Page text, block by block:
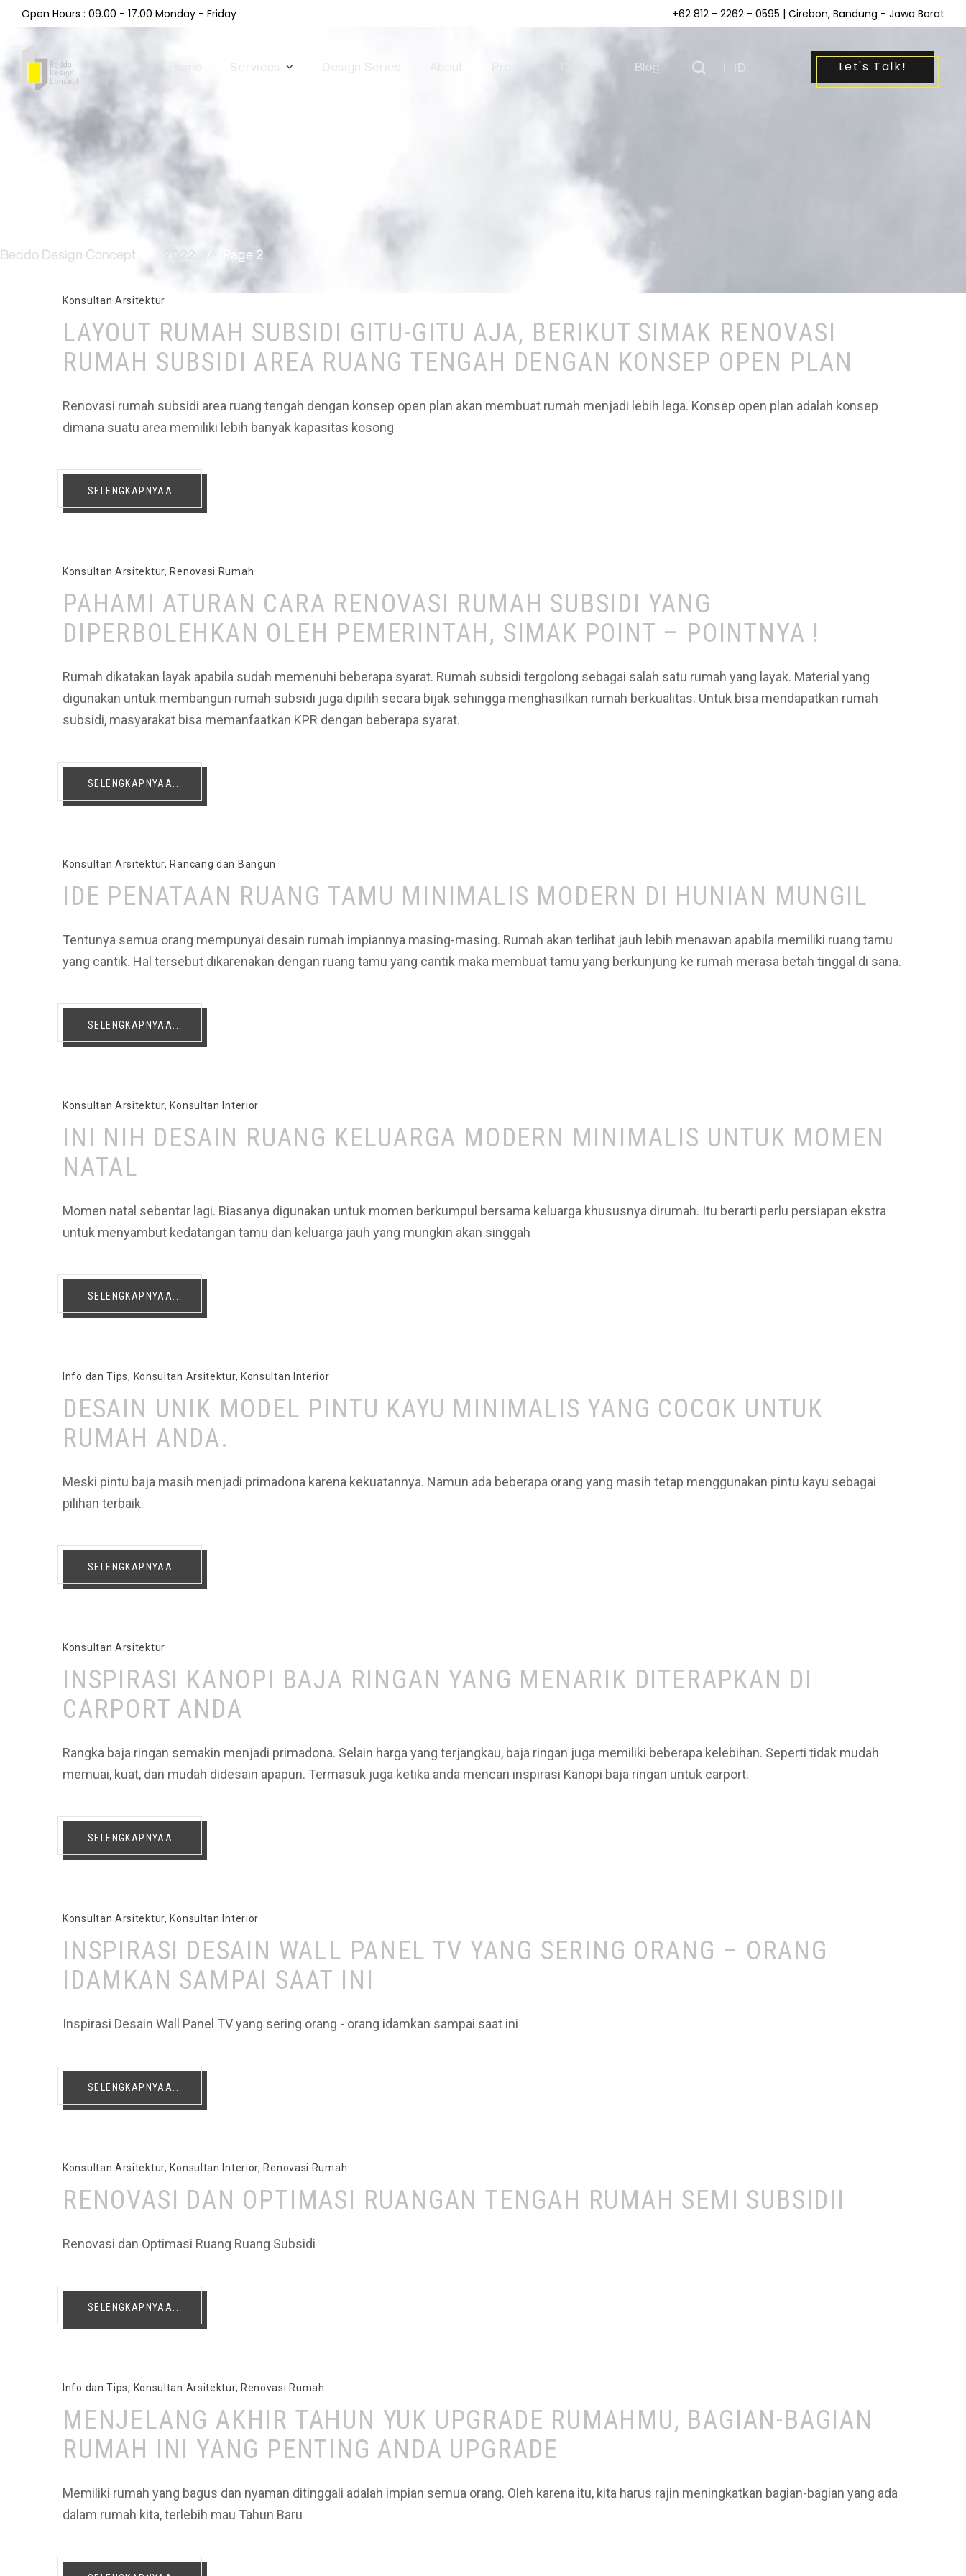
Open Hours : 09.00 - 17.00 Monday - Friday +62 812 - 2262 - 0595 | Cirebon, Bandung - Jawa Barat
Services Design Series About Project Blog ID Let's Talk!
Beddo Design Concept 2022 Page 2
Konsultan Arsitektur
LAYOUT RUMAH SUBSIDI GITU-GITU AJA, BERIKUT SIMAK RENOVASI
RUMAH SUBSIDI AREA RUANG TENGAH DENGAN KONSEP OPEN PLAN
Renovasi rumah subsidi area ruang tengah dengan konsep open plan akan membuat rumah menjadi lebih lega. Konsep open plan adalah konsep
dimana suatu area memiliki lebih banyak kapasitas kosong
SELENGKAPNYAA...
Konsultan Arsitektur, Renovasi Rumah
PAHAMI ATURAN CARA RENOVASI RUMAH SUBSIDI YANG
DIPERBOLEHKAN OLEH PEMERINTAH, SIMAK POINT – POINTNYA !
Rumah dikatakan layak apabila sudah memenuhi beberapa syarat. Rumah subsidi tergolong sebagai salah satu rumah yang layak. Material yang
digunakan untuk membangun rumah subsidi juga dipilih secara bijak sehingga menghasilkan rumah berkualitas. Untuk bisa mendapatkan rumah
subsidi, masyarakat bisa memanfaatkan KPR dengan beberapa syarat.
SELENGKAPNYAA...
Konsultan Arsitektur, Rancang dan Bangun
IDE PENATAAN RUANG TAMU MINIMALIS MODERN DI HUNIAN MUNGIL
Tentunya semua orang mempunyai desain rumah impiannya masing-masing. Rumah akan terlihat jauh lebih menawan apabila memiliki ruang tamu
yang cantik. Hal tersebut dikarenakan dengan ruang tamu yang cantik maka membuat tamu yang berkunjung ke rumah merasa betah tinggal di sana.
SELENGKAPNYAA...
Konsultan Arsitektur, Konsultan Interior
INI NIH DESAIN RUANG KELUARGA MODERN MINIMALIS UNTUK MOMEN
NATAL
Momen natal sebentar lagi. Biasanya digunakan untuk momen berkumpul bersama keluarga khususnya dirumah. Itu berarti perlu persiapan ekstra
untuk menyambut kedatangan tamu dan keluarga jauh yang mungkin akan singgah
SELENGKAPNYAA...
Info dan Tips, Konsultan Arsitektur, Konsultan Interior
DESAIN UNIK MODEL PINTU KAYU MINIMALIS YANG COCOK UNTUK
RUMAH ANDA.
Meski pintu baja masih menjadi primadona karena kekuatannya. Namun ada beberapa orang yang masih tetap menggunakan pintu kayu sebagai
pilihan terbaik.
SELENGKAPNYAA...
Konsultan Arsitektur
INSPIRASI KANOPI BAJA RINGAN YANG MENARIK DITERAPKAN DI
CARPORT ANDA
Rangka baja ringan semakin menjadi primadona. Selain harga yang terjangkau, baja ringan juga memiliki beberapa kelebihan. Seperti tidak mudah
memuai, kuat, dan mudah didesain apapun. Termasuk juga ketika anda mencari inspirasi Kanopi baja ringan untuk carport.
SELENGKAPNYAA...
Konsultan Arsitektur, Konsultan Interior
INSPIRASI DESAIN WALL PANEL TV YANG SERING ORANG – ORANG
IDAMKAN SAMPAI SAAT INI
Inspirasi Desain Wall Panel TV yang sering orang - orang idamkan sampai saat ini
SELENGKAPNYAA...
Konsultan Arsitektur, Konsultan Interior, Renovasi Rumah
RENOVASI DAN OPTIMASI RUANGAN TENGAH RUMAH SEMI SUBSIDII
Renovasi dan Optimasi Ruang Ruang Subsidi
SELENGKAPNYAA...
Info dan Tips, Konsultan Arsitektur, Renovasi Rumah
MENJELANG AKHIR TAHUN YUK UPGRADE RUMAHMU, BAGIAN-BAGIAN
RUMAH INI YANG PENTING ANDA UPGRADE
Memiliki rumah yang bagus dan nyaman ditinggali adalah impian semua orang. Oleh karena itu, kita harus rajin meningkatkan bagian-bagian yang ada
dalam rumah kita, terlebih mau Tahun Baru